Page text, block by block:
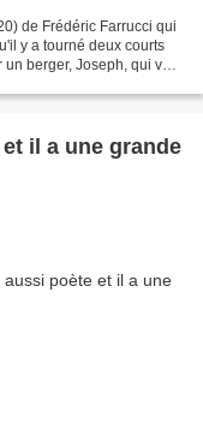
de Frédéric Farrucci qui
y a tourné deux courts
berger, Joseph, qui va
il a une grande